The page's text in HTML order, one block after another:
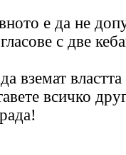
е да не
с две
вземат властта
всичко